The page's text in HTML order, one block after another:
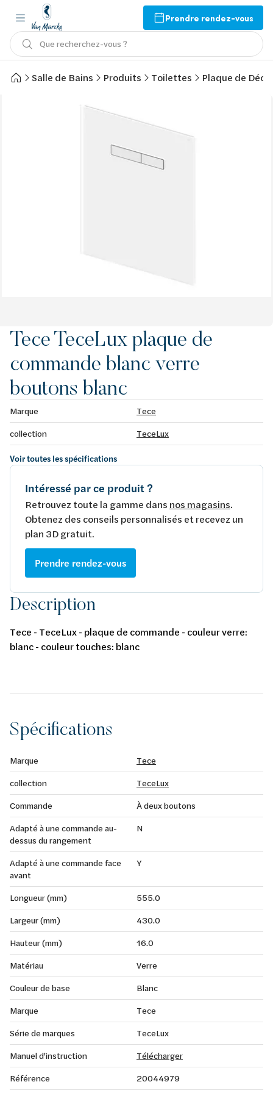
Prendre rendez-vous
Que recherchez-vous ?
Salle de Bains Produits Toilettes Plaque de
Tece TeceLux plaque de
commande blanc verre
boutons blanc
Marque
Tece
collection
TeceLux
Voir toutes les spécifications
Intéressé par ce produit ?
Retrouvez toute la gamme dans nos magasins.
Obtenez des conseils personnalisés et recevez un
plan 3D gratuit.
Prendre rendez-vous
Description
Tece - TeceLux - plaque de commande - couleur verre:
blanc - couleur touches: blanc
Spécifications
Marque
Tece
collection
TeceLux
Commande
À deux boutons
Adapté à une commande au-
dessus du rangement
N
Adapté à une commande face
avant
Y
Longueur (mm)
555.0
Largeur (mm)
430.0
Hauteur (mm)
16.0
Matériau
Verre
Couleur de base
Blanc
Marque
Tece
Série de marques
TeceLux
Manuel d'instruction
Télécharger
Référence
20044979